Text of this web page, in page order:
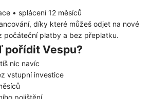
• splácení 12 měsíců
díky které můžeš odjet na nové
počáteční platby a bez přeplatku.
pořídit Vespu?
nic navíc
vstupní investice
pojištění